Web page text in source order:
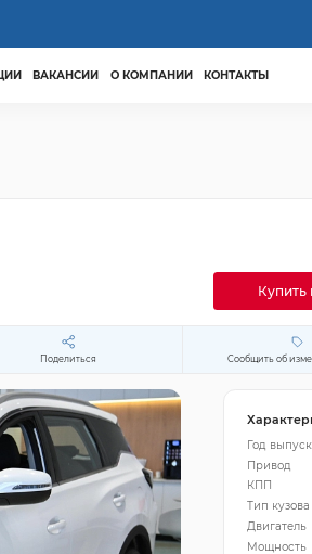
ВАКАНСИИ О КОМПАНИИ КОНТАКТЫ
Купить
Поделиться Сообщить об
Год
Привод
КПП
Тип кузова
Двигатель
Мощность